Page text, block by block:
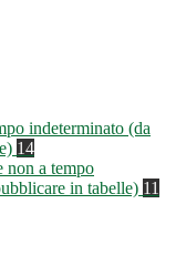
indeterminato (da
14
non a tempo
in tabelle) 11